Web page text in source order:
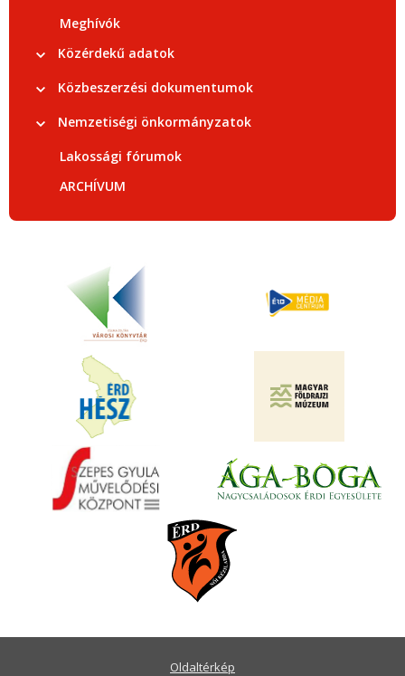
Meghívók
Közérdekű adatok
Közbeszerzési dokumentumok
Nemzetiségi önkormányzatok
Lakossági fórumok
ARCHÍVUM
Oldaltérkép